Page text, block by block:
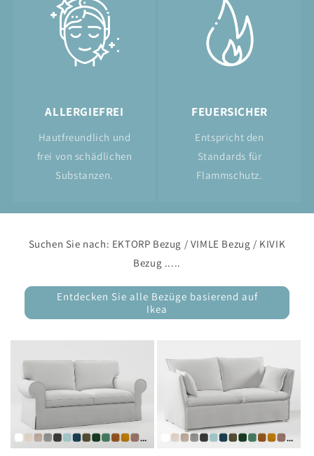
ALLERGIEFREI
Hautfreundlich und
frei von schädlichen
Substanzen.
FEUERSICHER
Entspricht den
Standards für
Flammschutz.
Suchen Sie nach: EKTORP Bezug / VIMLE Bezug / KIVIK
Bezug .....
Entdecken Sie alle Bezüge basierend auf
Ikea